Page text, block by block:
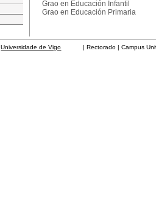
Grao en Educación Infantil
Grao en Educación Primaria
Universidade de Vigo | Rectorado | Campus